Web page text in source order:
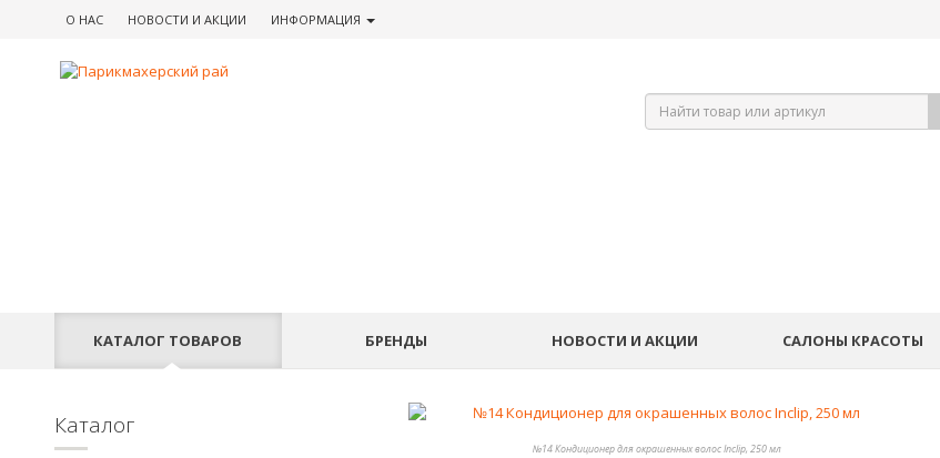
О НАС НОВОСТИ И АКЦИИ ИНФОРМАЦИЯ
КАТАЛОГ ТОВАРОВ БРЕНДЫ НОВОСТИ И АКЦИИ САЛОНЫ КРАСОТЫ
№14 Кондиционер для окрашенных волос Inclip, 250 мл
Каталог